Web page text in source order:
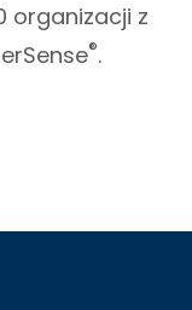
organizacji z
®.